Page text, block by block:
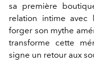
sa première
relation intime
forger son mythe
transforme cette
signe un retour aux